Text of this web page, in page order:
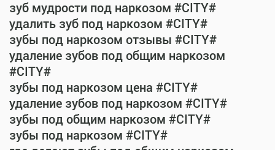
зуб мудрости под наркозом #CITY#
удалить зуб под наркозом #CITY#
зубы под наркозом отзывы #CITY#
удаление зубов под общим наркозом
#CITY#
зубы под наркозом цена #CITY#
удаление зубов под наркозом #CITY#
зубы под общим наркозом #CITY#
зубы под наркозом #CITY#